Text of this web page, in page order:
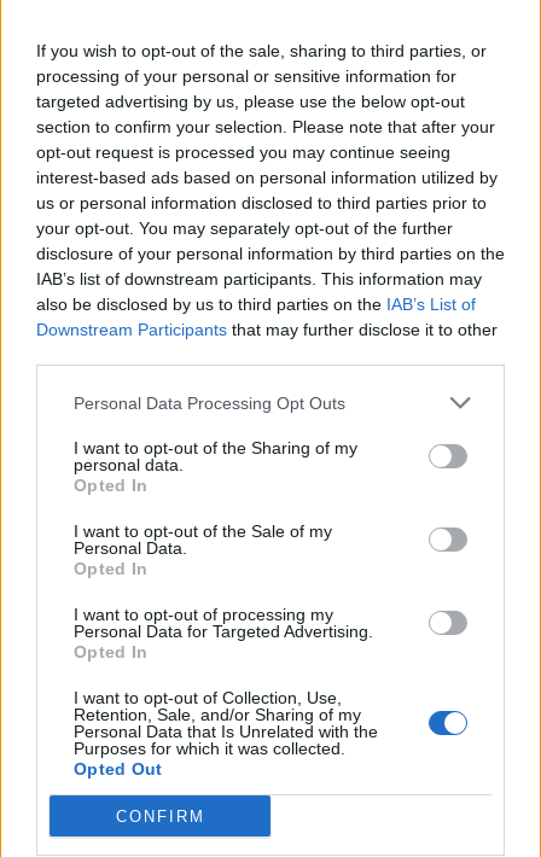
If you wish to opt-out of the sale, sharing to third parties, or
processing of your personal or sensitive information for
targeted advertising by us, please use the below opt-out
section to confirm your selection. Please note that after your
opt-out request is processed you may continue seeing
interest-based ads based on personal information utilized by
us or personal information disclosed to third parties prior to
your opt-out. You may separately opt-out of the further
disclosure of your personal information by third parties on the
IAB’s list of downstream participants. This information may
also be disclosed by us to third parties on the IAB’s List of
Downstream Participants that may further disclose it to other
Personal Data Processing Opt Outs
I want to opt-out of the Sharing of my
personal data.
Opted In
I want to opt-out of the Sale of my
Personal Data.
Opted In
I want to opt-out of processing my
Personal Data for Targeted Advertising.
Opted In
I want to opt-out of Collection, Use,
Retention, Sale, and/or Sharing of my
Personal Data that Is Unrelated with the
Purposes for which it was collected.
Opted Out
CONFIRM